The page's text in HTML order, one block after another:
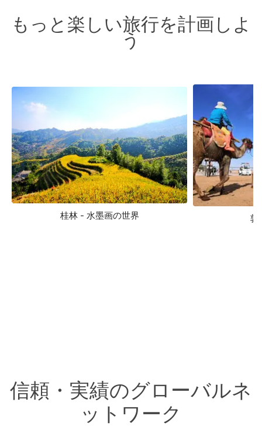
もっと楽しい旅行を計画しよ
う
桂林 - 水墨画の世界 敦
信頼・実績のグローバルネ
ットワーク